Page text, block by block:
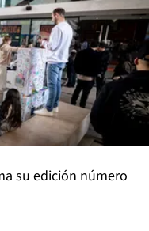
su edición número